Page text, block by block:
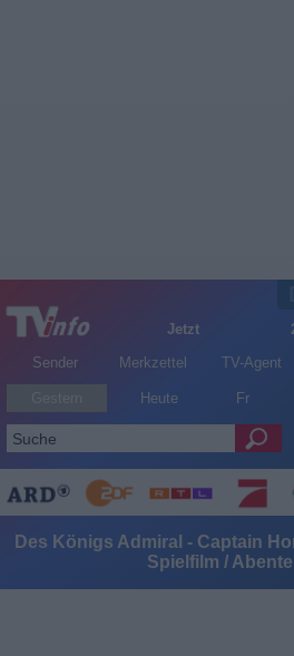
Jetzt
Sender
Merkzettel TV-Agent
Heute Fr
Des Königs Admiral - Captain
Spielfilm /